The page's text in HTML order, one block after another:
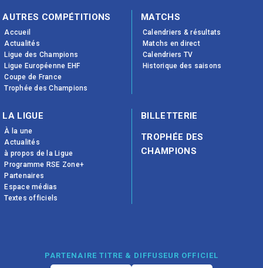
AUTRES COMPÉTITIONS
Accueil
Actualités
Ligue des Champions
Ligue Européenne EHF
Coupe de France
Trophée des Champions
MATCHS
Calendriers & résultats
Matchs en direct
Calendriers TV
Historique des saisons
LA LIGUE
À la une
Actualités
à propos de la Ligue
Programme RSE Zone+
Partenaires
Espace médias
Textes officiels
BILLETTERIE
TROPHÉE DES
CHAMPIONS
PARTENAIRE TITRE & DIFFUSEUR OFFICIEL